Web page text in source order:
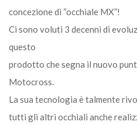
concezione di “occhiale MX”!
Ci sono voluti 3 decenni di
questo
prodotto che segna il nuovo
Motocross.
La sua tecnologia è talmente
tutti gli altri occhiali anche